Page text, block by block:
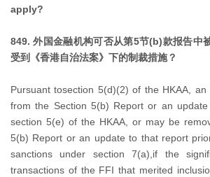
apply?
849. 外国金融机构可否从第5节(b)款报告中
受到《香港自治法案》下的制裁措施？
Pursuant tosection 5(d)(2) of the HKAA,
from the Section 5(b) Report or an
section 5(e) of the HKAA, or may be
5(b) Report or an update to that report
sanctions under section 7(a),if the
transactions of the FFI that merited